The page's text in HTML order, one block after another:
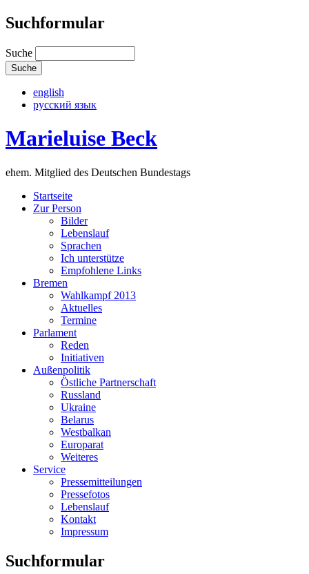
Suchformular
Suche
english
русский язык
Marieluise Beck
ehem. Mitglied des Deutschen Bundestags
Startseite
Zur Person
Bilder
Lebenslauf
Sprachen
Ich unterstütze
Empfohlene Links
Bremen
Wahlkampf 2013
Aktuelles
Termine
Parlament
Reden
Initiativen
Außenpolitik
Östliche Partnerschaft
Russland
Ukraine
Belarus
Westbalkan
Europarat
Weiteres
Service
Pressemitteilungen
Pressefotos
Lebenslauf
Kontakt
Impressum
Suchformular